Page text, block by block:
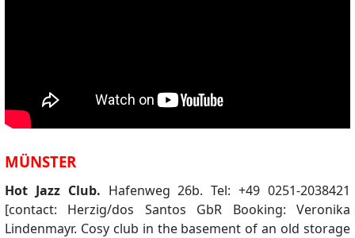
MÜNSTER
Hot Jazz Club. Hafenweg 26b. Tel: +49 0251-2038421
[contact: Herzig/dos Santos GbR Booking: Veronika
Lindenmayr. Cosy club in the basement of an old storage